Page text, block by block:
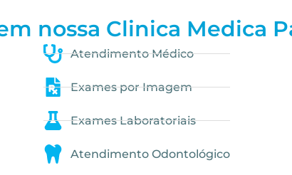
nossa Clinica Medica
Atendimento Médico
Exames por Imagem
Exames Laboratoriais
Atendimento Odontológico